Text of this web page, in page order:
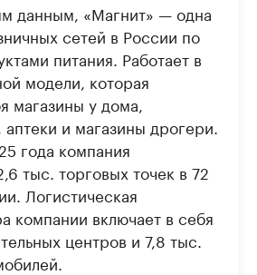
данным, «Магнит» — одна
сетей в России по
питания. Работает в
модели, которая
магазины у дома,
и магазины дрогери.
года компания
тыс. торговых точек в 72
Логистическая
компании включает в себя
центров и 7,8 тыс.